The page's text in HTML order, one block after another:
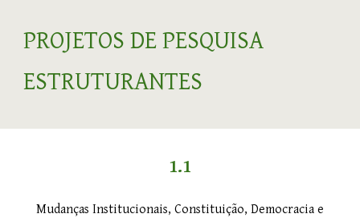
PROJETOS DE PESQUISA
ESTRUTURANTES
1.1
Mudanças Institucionais, Constituição, Democracia e